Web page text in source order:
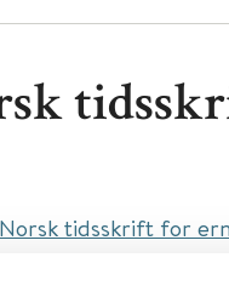
Norsk tidsskrift for